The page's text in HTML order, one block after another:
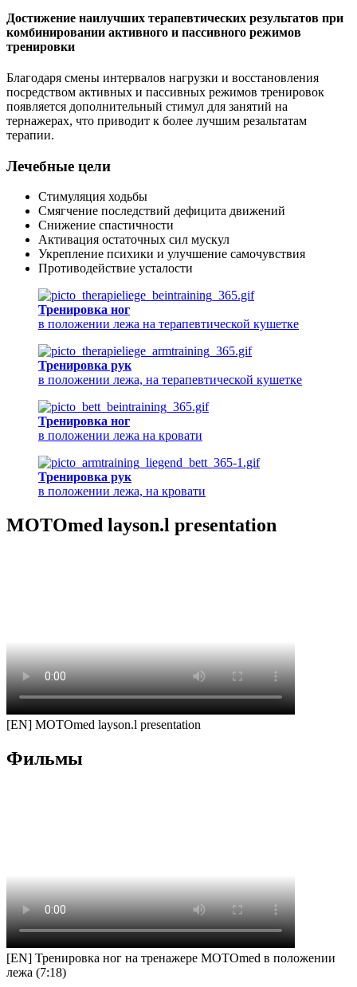
Достижение наилучших терапевтических результатов при
комбинировании активного и пассивного режимов
тренировки
Благодаря смены интервалов нагрузки и восстановления
посредством активных и пассивных режимов тренировок
появляется дополнительный стимул для занятий на
тернажерах, что приводит к более лучшим резальтатам
терапии.
Лечебные цели
Стимуляция ходьбы
Смягчение последствий дефицита движений
Снижение спастичности
Активация остаточных сил мускул
Укрепление психики и улучшение самочувствия
Противодействие усталости
Тренировка ног
в положении лежа на терапевтической кушетке
Тренировка рук
в положении лежа, на терапевтической кушетке
Тренировка ног
в положении лежа на кровати
Тренировка рук
в положении лежа, на кровати
MOTOmed layson.l presentation
[EN] MOTOmed layson.l presentation
Фильмы
[EN] Тренировка ног на тренажере MOTOmed в положении
лежа (7:18)